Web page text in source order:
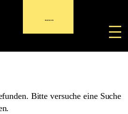
Bitte versuche eine Suche